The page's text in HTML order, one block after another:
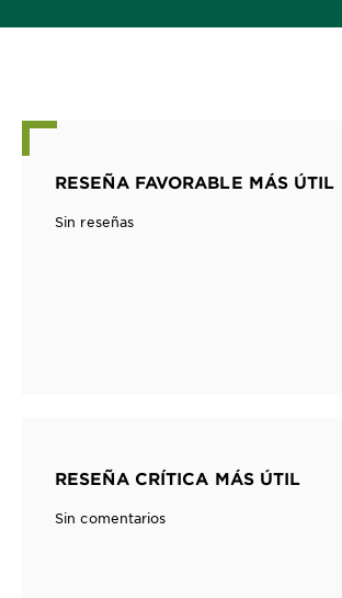
RESEÑA FAVORABLE MÁS ÚTIL
Sin reseñas
RESEÑA CRÍTICA MÁS ÚTIL
Sin comentarios